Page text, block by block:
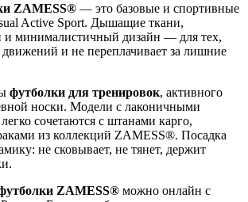
ZAMESS® — это базовые и спортивные
Active Sport. Дышащие ткани,
и минималистичный дизайн — для тех,
и не переплачивает за лишние
футболки для тренировок, активного
носки. Модели с лаконичными
сочетаются с штанами карго,
из коллекций ZAMESS®. Посадка
не сковывает, не тянет, держит
ZAMESS® можно онлайн с